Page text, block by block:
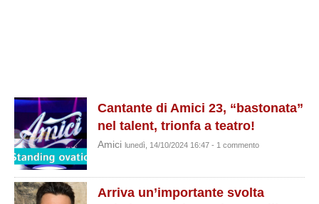
Cantante di Amici 23, “bastonata”
nel talent, trionfa a teatro!
Amici lunedì, 14/10/2024 16:47 - 1 commento
Arriva un’importante svolta